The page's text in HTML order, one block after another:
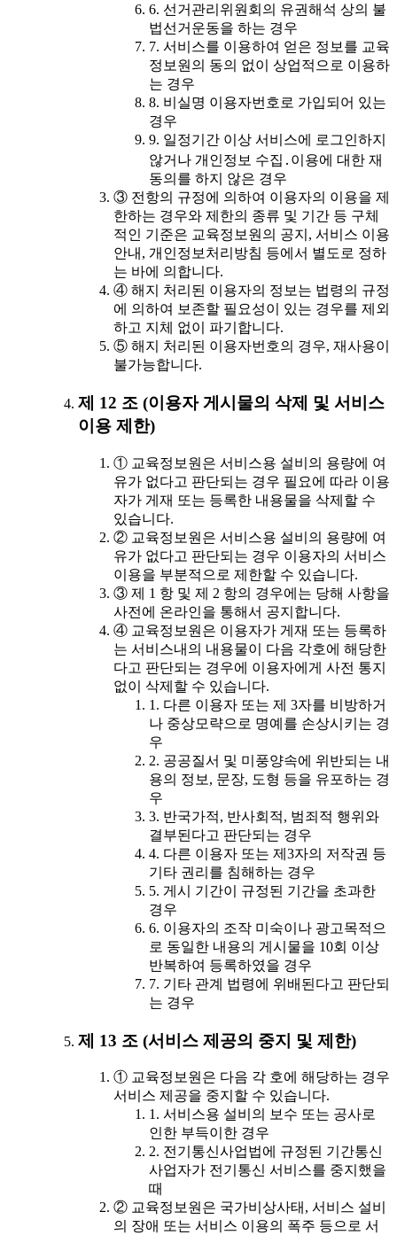
6. 선거관리위원회의 유권해석 상의 불
법선거운동을 하는 경우
7. 서비스를 이용하여 얻은 정보를 교육
정보원의 동의 없이 상업적으로 이용하
는 경우
8. 비실명 이용자번호로 가입되어 있는
경우
9. 일정기간 이상 서비스에 로그인하지
않거나 개인정보 수집․이용에 대한 재
동의를 하지 않은 경우
③ 전항의 규정에 의하여 이용자의 이용을 제
한하는 경우와 제한의 종류 및 기간 등 구체
적인 기준은 교육정보원의 공지, 서비스 이용
안내, 개인정보처리방침 등에서 별도로 정하
는 바에 의합니다.
④ 해지 처리된 이용자의 정보는 법령의 규정
에 의하여 보존할 필요성이 있는 경우를 제외
하고 지체 없이 파기합니다.
⑤ 해지 처리된 이용자번호의 경우, 재사용이
불가능합니다.
제 12 조 (이용자 게시물의 삭제 및 서비스
이용 제한)
① 교육정보원은 서비스용 설비의 용량에 여
유가 없다고 판단되는 경우 필요에 따라 이용
자가 게재 또는 등록한 내용물을 삭제할 수
있습니다.
② 교육정보원은 서비스용 설비의 용량에 여
유가 없다고 판단되는 경우 이용자의 서비스
이용을 부분적으로 제한할 수 있습니다.
③ 제 1 항 및 제 2 항의 경우에는 당해 사항을
사전에 온라인을 통해서 공지합니다.
④ 교육정보원은 이용자가 게재 또는 등록하
는 서비스내의 내용물이 다음 각호에 해당한
다고 판단되는 경우에 이용자에게 사전 통지
없이 삭제할 수 있습니다.
1. 다른 이용자 또는 제 3자를 비방하거
나 중상모략으로 명예를 손상시키는 경
우
2. 공공질서 및 미풍양속에 위반되는 내
용의 정보, 문장, 도형 등을 유포하는 경
우
3. 반국가적, 반사회적, 범죄적 행위와
결부된다고 판단되는 경우
4. 다른 이용자 또는 제3자의 저작권 등
기타 권리를 침해하는 경우
5. 게시 기간이 규정된 기간을 초과한
경우
6. 이용자의 조작 미숙이나 광고목적으
로 동일한 내용의 게시물을 10회 이상
반복하여 등록하였을 경우
7. 기타 관계 법령에 위배된다고 판단되
는 경우
제 13 조 (서비스 제공의 중지 및 제한)
① 교육정보원은 다음 각 호에 해당하는 경우
서비스 제공을 중지할 수 있습니다.
1. 서비스용 설비의 보수 또는 공사로
인한 부득이한 경우
2. 전기통신사업법에 규정된 기간통신
사업자가 전기통신 서비스를 중지했을
때
② 교육정보원은 국가비상사태, 서비스 설비
의 장애 또는 서비스 이용의 폭주 등으로 서